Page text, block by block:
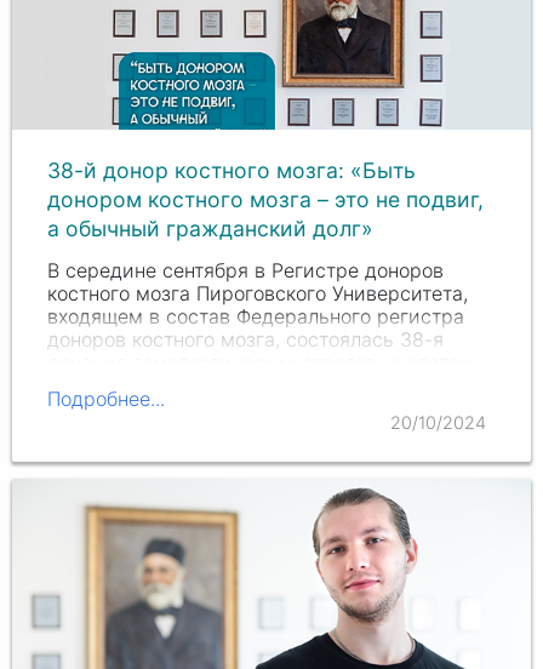
38-й донор костного мозга: «Быть
донором костного мозга – это не подвиг,
а обычный гражданский долг»
В середине сентября в Регистре доноров
костного мозга Пироговского Университета,
входящем в состав Федерального регистра
доноров костного мозга, состоялась 38-я
Донором стала PR-менеджер Марина М.
Подробнее...
20/10/2024